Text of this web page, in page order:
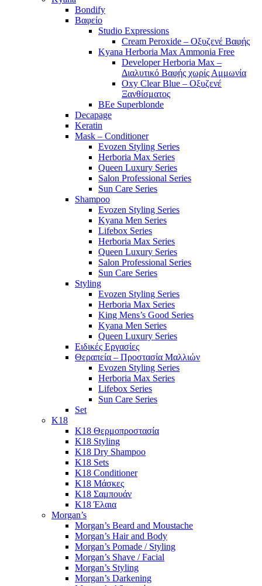
Bondify
Βαφείο
Studio Expressions
Cream Peroxide – Οξυζενέ Βαφής
Kyana Herboria Max Ammonia Free
Developer Herboria Max –
Διαλυτικό Βαφής χωρίς Αμμωνία
Oxy Clear Blue – Οξυζενέ
Ξανθίσματος
BEe Superblonde
Decapage
Keratin
Mask – Conditioner
Evozen Styling Series
Herboria Max Series
Queen Luxury Series
Salon Professional Series
Sun Care Series
Shampoo
Evozen Styling Series
Kyana Men Series
Lifebox Series
Herboria Max Series
Queen Luxury Series
Salon Professional Series
Sun Care Series
Styling
Evozen Styling Series
Herboria Max Series
King Mens’s Good Series
Kyana Men Series
Queen Luxury Series
Ειδικές Εργασίες
Θεραπεία – Προστασία Μαλλιών
Evozen Styling Series
Herboria Max Series
Lifebox Series
Sun Care Series
Set
K18
K18 Θερμοπροστασία
K18 Styling
K18 Dry Shampoo
K18 Sets
K18 Conditioner
K18 Μάσκες
K18 Σαμπουάν
K18 Έλαια
Morgan’s
Morgan’s Beard and Moustache
Morgan’s Hair and Body
Morgan’s Pomade / Styling
Morgan’s Shave / Facial
Morgan’s Styling
Morgan’s Darkening